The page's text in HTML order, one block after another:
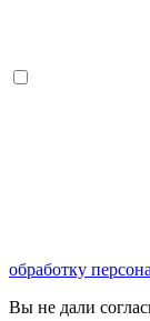
обработку
Вы не дали